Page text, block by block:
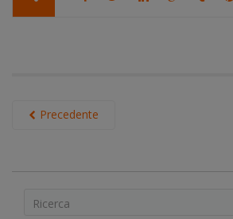
Precedente